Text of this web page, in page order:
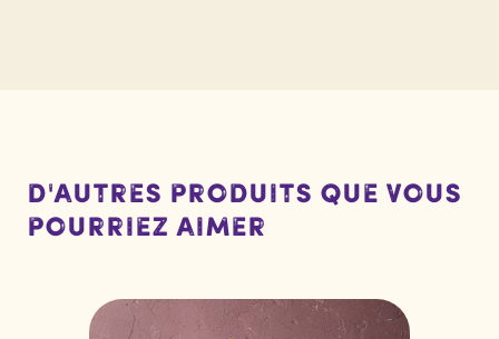
D'autres produits que vous
pourriez aimer